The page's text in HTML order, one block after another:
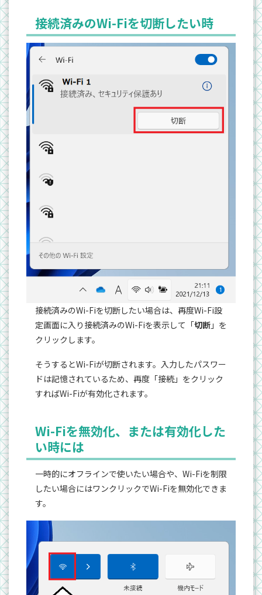
接続済みのWi-Fiを切断したい時
接続済みのWi-Fiを切断したい場合は、再度Wi-Fi設
定画面に入り接続済みのWi-Fiを表示して「切断 」を
クリックします。
そうするとWi-Fiが切断されます。入力したパスワー
ドは記憶されているため、再度「接続」をクリック
すればWi-Fiが有効化されます。
Wi-Fiを無効化、または有効化した
い時には
一時的にオフラインで使いたい場合や、Wi-Fiを制限
したい場合にはワンクリックでWi-Fiを無効化できま
す。